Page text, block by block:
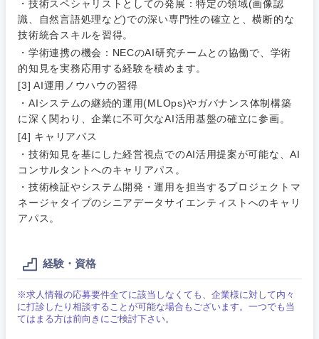
・技術スペシャリストとしての発展：特定の領域(画像認
識、自然言語処理など)での深い専門性の確立と、横断的な
技術統合スキルを習得。
・学術連携の機会：NECのAI研究チームとの協働で、学術
的知見を実務応用する経験を積めます。
[3] AI運用ノウハウの習得
・AIシステムの継続的運用(MLOps)やガバナンス体制構築
に深く関わり、企業に不可欠なAI活用基盤の確立に参画。
[4] キャリアパス
・技術知見を基にした経営視点でのAI活用提案が可能な、AI
コンサルタントへのキャリアパス。
・技術検証やシステム開発・運用を担当するプロジェクトマ
ネージャタイプのシニアデータサイエンティストへのキャリ
アパス。
経験・資格
※求人情報の応募要件全てに該当しなくても、企業様に対して内々
に打診したり相談することが可能な場合もございます。一つでも当
てはまる方は前向きにご検討下さい。